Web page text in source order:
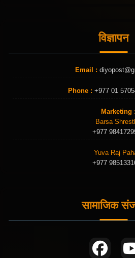
विज्ञापन
Email :
Phone : +977 01
Marketing :
Barsa
+977
Yuva Raj
+977
सामाजिक